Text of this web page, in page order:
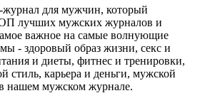
для мужчин, который
лучших мужских журналов и
важное на самые волнующие
- здоровый образ жизни, секс и
и диеты, фитнес и тренировки,
стиль, карьера и деньги, мужской
нашем мужском журнале.